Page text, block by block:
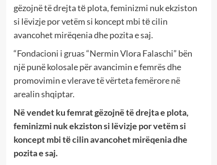
gëzojnë të drejta tё plota, feminizmi nuk ekziston
si lëvizje por vetëm si koncept mbi tё cilin
avancohet mirëqenia dhe pozita e saj.
“Fondacioni i gruas “Nermin Vlora Falaschi” bën
një punë kolosale për avancimin e femrës dhe
promovimin e vlerave të vërteta femërore në
arealin shqiptar.
Në vendet ku femrat gëzojnë të drejta e plota,
feminizmi nuk ekziston si lëvizje por vetëm si
koncept mbi tё cilin avancohet mirëqenia dhe
pozita e saj.